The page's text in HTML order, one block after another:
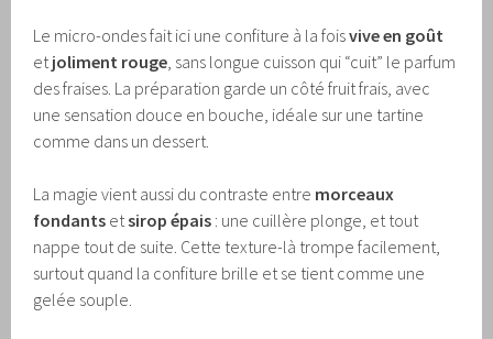
Le micro-ondes fait ici une confiture à la foisvive en goût
et joliment rouge , sans longue cuisson qui “cuit” le parfum
des fraises. La préparation garde un côté fruit frais, avec
une sensation douce en bouche, idéale sur une tartine
comme dans un dessert.
La magie vient aussi du contraste entre morceaux
fondants etsirop épais : une cuillère plonge, et tout
nappe tout de suite. Cette texture-là trompe facilement,
surtout quand la confiture brille et se tient comme une
gelée souple.